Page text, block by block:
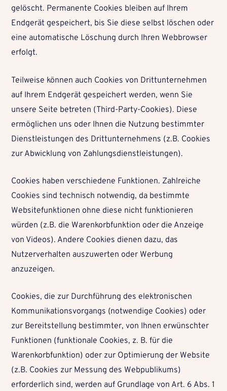
gelöscht. Permanente Cookies bleiben auf Ihrem
Endgerät gespeichert, bis Sie diese selbst löschen oder
eine automatische Löschung durch Ihren Webbrowser
erfolgt.
Teilweise können auch Cookies von Drittunternehmen
auf Ihrem Endgerät gespeichert werden, wenn Sie
unsere Seite betreten (Third-Party-Cookies). Diese
ermöglichen uns oder Ihnen die Nutzung bestimmter
Dienstleistungen des Drittunternehmens (z.B. Cookies
zur Abwicklung von Zahlungsdienstleistungen).
Cookies haben verschiedene Funktionen. Zahlreiche
Cookies sind technisch notwendig, da bestimmte
Websitefunktionen ohne diese nicht funktionieren
würden (z.B. die Warenkorbfunktion oder die Anzeige
von Videos). Andere Cookies dienen dazu, das
Nutzerverhalten auszuwerten oder Werbung
anzuzeigen.
Cookies, die zur Durchführung des elektronischen
Kommunikationsvorgangs (notwendige Cookies) oder
zur Bereitstellung bestimmter, von Ihnen erwünschter
Funktionen (funktionale Cookies, z. B. für die
Warenkorbfunktion) oder zur Optimierung der Website
(z.B. Cookies zur Messung des Webpublikums)
erforderlich sind, werden auf Grundlage von Art. 6 Abs. 1